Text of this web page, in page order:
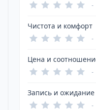
-
Чистота и комфорт
-
Цена и
-
Запись и ожидание
-